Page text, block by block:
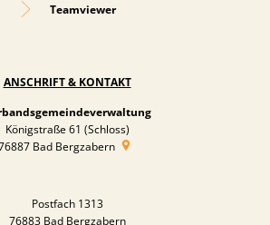
Teamviewer
ANSCHRIFT & KONTAKT
Königstraße 61 (Schloss)
Bad Bergzabern
Postfach 1313
76883 Bad Bergzabern